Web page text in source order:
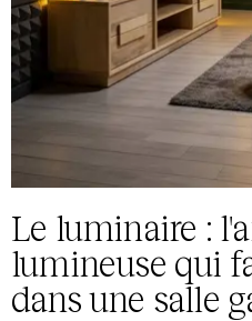
Le luminaire :
lumineuse qui
dans une salle